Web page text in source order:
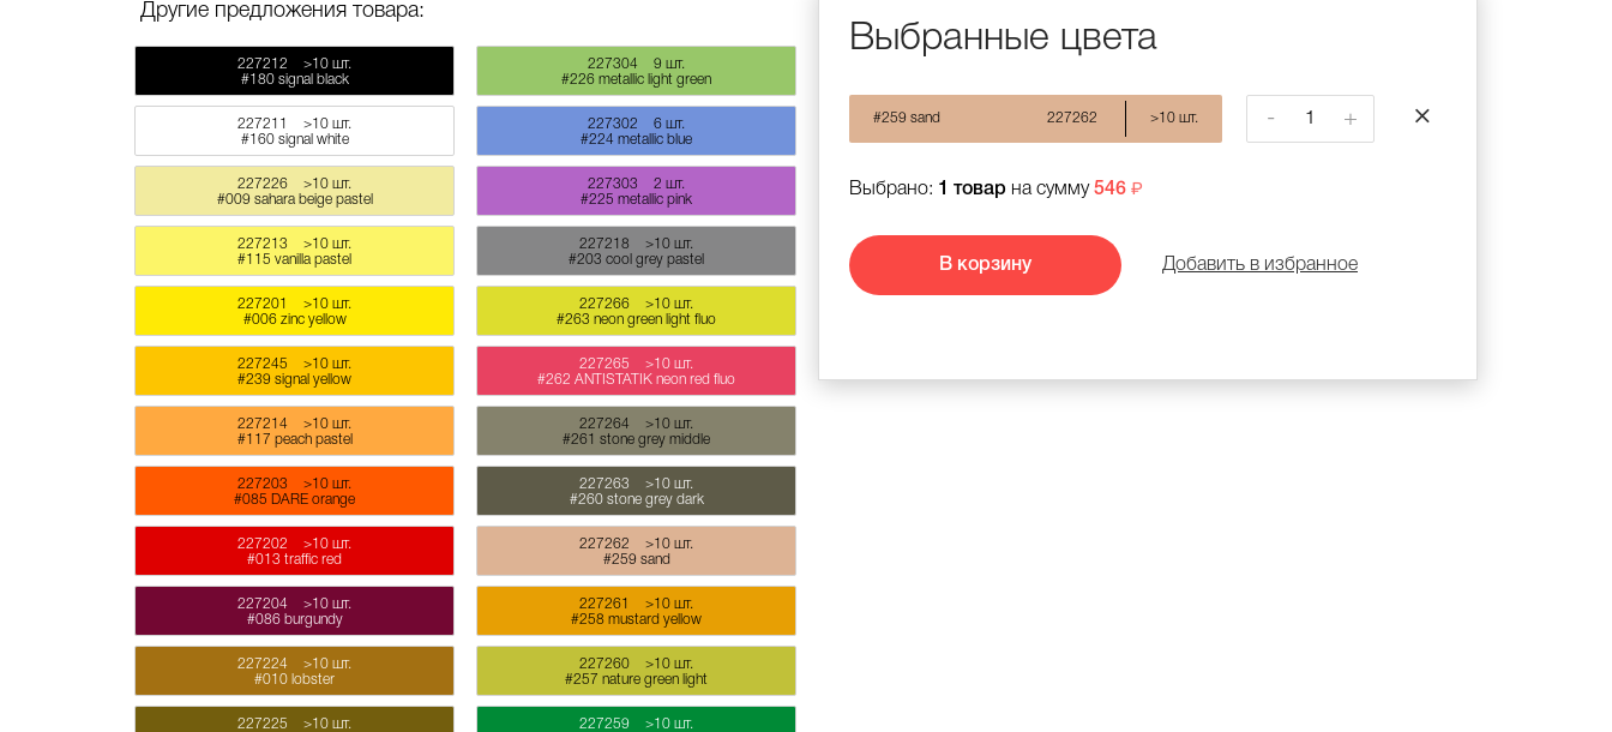
Другие предложения товара:
227212
#180 signal black
>10 шт.
227211
#160 signal white
>10 шт.
227226
#009 sahara beige pastel
>10 шт.
227213
#115 vanilla pastel
>10 шт.
227201
#006 zinc yellow
>10 шт.
227245
#239 signal yellow
>10 шт.
227214
#117 peach pastel
>10 шт.
227203
#085 DARE orange
>10 шт.
227202
#013 traffic red
>10 шт.
227204
#086 burgundy
>10 шт.
227224
#010 lobster
>10 шт.
227225
>10 шт.
227304
#226 metallic light green
9 шт.
227302
#224 metallic blue
6 шт.
227303
#225 metallic pink
2 шт.
227218
#203 cool grey pastel
>10 шт.
227266
#263 neon green light fluo
>10 шт.
227265
#262 ANTISTATIK neon red fluo
>10 шт.
227264
#261 stone grey middle
>10 шт.
227263
#260 stone grey dark
>10 шт.
227262
#259 sand
>10 шт.
227261
#258 mustard yellow
>10 шт.
227260
#257 nature green light
>10 шт.
227259
>10 шт.
Выбранные цвета
227262
#259 sand >10 шт. - +
Выбрано: 1 товар на сумму 546
В корзину Добавить в избранное